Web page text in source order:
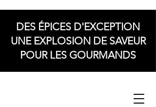
DES ÉPICES D'EXCEPTION
UNE EXPLOSION DE SAVEUR
POUR LES GOURMANDS